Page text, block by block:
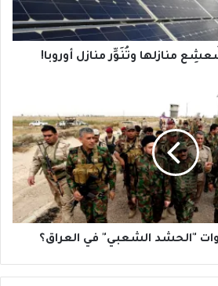
وتُنَوِّر منازل أوروبا!
"الحشد الشعبي" في العراق؟